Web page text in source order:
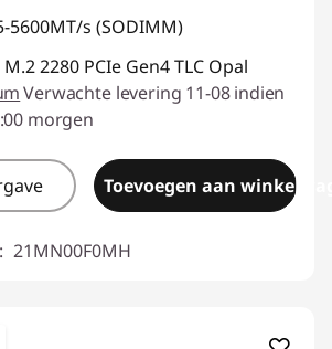
5600MT/s (SODIMM)
M.2 2280 PCIe Gen4 TLC Opal
Verwachte levering 11-08 indien
morgen
Toevoegen aan
21MN00F0MH